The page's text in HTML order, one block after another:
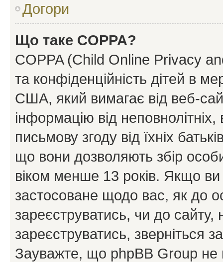
Догори
Що таке COPPA?
COPPA (Child Online Privacy
та конфіденційність дітей в
США, який вимагає від веб-
інформацію від
письмову згоду від їхніх
що вони дозволяють збір
віком менше 13 років. Якщо
застосоване щодо вас, як до
зареєструватись, чи до
зареєструватись, зверніться
Зауважте, що phpBB Group не